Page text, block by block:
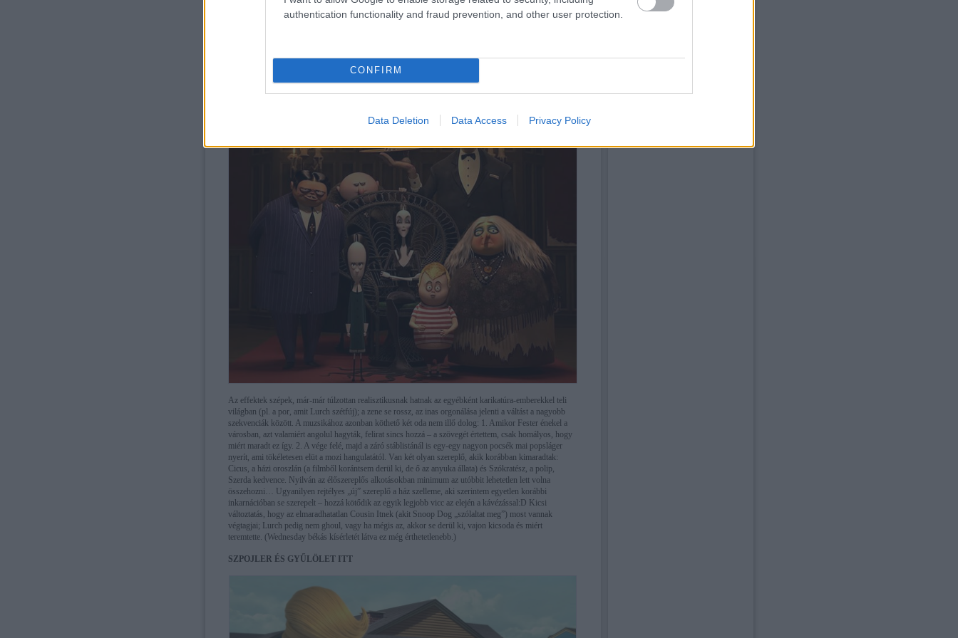
authentication functionality and fraud prevention, and other user protection.
CONFIRM
Data Deletion Data Access Privacy Policy
Az effektek szépek, már-már túlzottan realisztikusnak hatnak az egyébként karikatúra-emberekkel teli
világban (pl. a por, amit Lurch szétfúj); a zene se rossz, az inas orgonálása jelenti a váltást a nagyobb
szekvenciák között. A muzsikához azonban köthető két oda nem illő dolog: 1. Amikor Fester énekel a
városban, azt valamiért angolul hagyták, felirat sincs hozzá – a szövegét értettem, csak homályos, hogy
miért maradt ez így. 2. A vége felé, majd a záró stáblistánál is egy-egy nagyon pocsék mai popsláger
nyerít, ami tökéletesen elüt a mozi hangulatától. Van két olyan szereplő, akik korábban kimaradtak:
Cicus, a házi oroszlán (a filmből korántsem derül ki, de ő az anyuka állata) és Szókratész, a polip,
Szerda kedvence. Nyilván az élőszereplős alkotásokban minimum az utóbbit lehetetlen lett volna
összehozni… Ugyanilyen rejtélyes „új” szereplő a ház szelleme, aki szerintem egyetlen korábbi
inkarnációban se szerepelt – hozzá kötődik az egyik legjobb vicc az elején a kávézással:D Kicsi
változtatás, hogy az elmaradhatatlan Cousin Itnek (akit Snoop Dog „szólaltat meg”) most vannak
végtagjai; Lurch pedig nem ghoul, vagy ha mégis az, akkor se derül ki, vajon kicsoda és miért
teremtette. (Wednesday békás kísérletét látva ez még érthetetlenebb.)
SZPOJLER ÉS GYŰLÖLET ITT